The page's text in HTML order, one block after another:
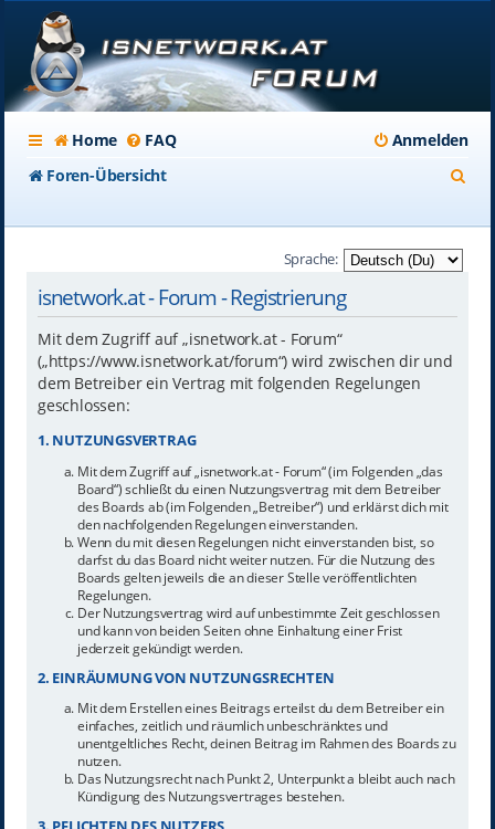
Home FAQ
Anmelden
Foren-Übersicht
Sprache:
isnetwork.at - Forum - Registrierung
Mit dem Zugriff auf „isnetwork.at - Forum“
(„https://www.isnetwork.at/forum“) wird zwischen dir und
dem Betreiber ein Vertrag mit folgenden Regelungen
geschlossen:
1. NUTZUNGSVERTRAG
Mit dem Zugriff auf „isnetwork.at - Forum“ (im Folgenden „das
Board“) schließt du einen Nutzungsvertrag mit dem Betreiber
des Boards ab (im Folgenden „Betreiber“) und erklärst dich mit
den nachfolgenden Regelungen einverstanden.
Wenn du mit diesen Regelungen nicht einverstanden bist, so
darfst du das Board nicht weiter nutzen. Für die Nutzung des
Boards gelten jeweils die an dieser Stelle veröffentlichten
Regelungen.
Der Nutzungsvertrag wird auf unbestimmte Zeit geschlossen
und kann von beiden Seiten ohne Einhaltung einer Frist
jederzeit gekündigt werden.
2. EINRÄUMUNG VON NUTZUNGSRECHTEN
Mit dem Erstellen eines Beitrags erteilst du dem Betreiber ein
einfaches, zeitlich und räumlich unbeschränktes und
unentgeltliches Recht, deinen Beitrag im Rahmen des Boards zu
nutzen.
Das Nutzungsrecht nach Punkt 2, Unterpunkt a bleibt auch nach
Kündigung des Nutzungsvertrages bestehen.